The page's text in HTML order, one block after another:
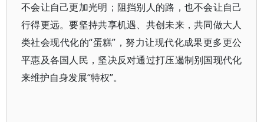
不会让自己更加光明；阻挡别人的路，也不会让自己
行得更远。要坚持共享机遇、共创未来，共同做大人
类社会现代化的“蛋糕”，努力让现代化成果更多更公
平惠及各国人民，坚决反对通过打压遏制别国现代化
来维护自身发展“特权”。